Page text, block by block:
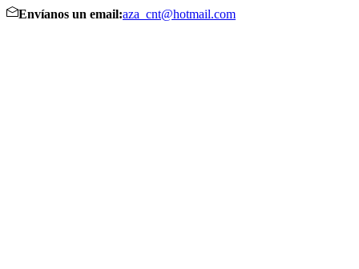
Envíanos un email:aza_cnt@hotmail.com